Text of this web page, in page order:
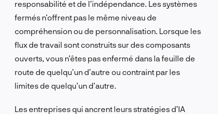
responsabilité et de l’indépendance. Les systèmes
fermés n’offrent pas le même niveau de
compréhension ou de personnalisation. Lorsque les
flux de travail sont construits sur des composants
ouverts, vous n’êtes pas enfermé dans la feuille de
route de quelqu’un d’autre ou contraint par les
limites de quelqu’un d’autre.
Les entreprises qui ancrent leurs stratégies d’IA